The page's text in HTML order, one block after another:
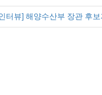
터뷰] 해양수산부 장관 후